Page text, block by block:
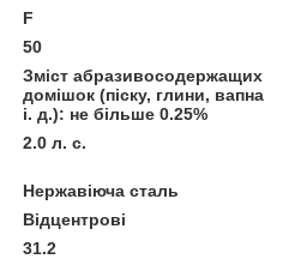
F
50
Зміст абразивосодержащих
домішок (піску, глини, вапна
і. д.): не більше 0.25%
2.0 л. с.
Нержавіюча сталь
Відцентрові
31.2